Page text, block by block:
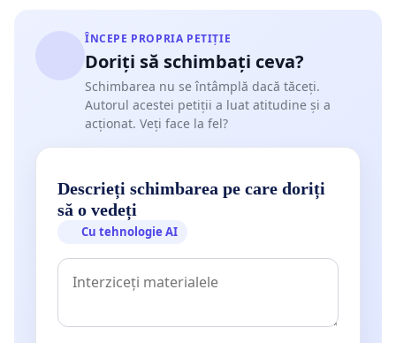
ÎNCEPE PROPRIA PETIȚIE
Doriți să schimbați ceva?
Schimbarea nu se întâmplă dacă tăceți.
Autorul acestei petiții a luat atitudine și a
acționat. Veți face la fel?
Descrieți schimbarea pe care doriți
să o vedeți
Cu tehnologie AI